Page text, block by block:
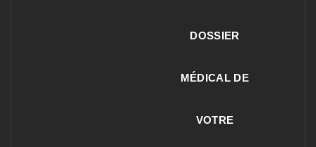
DOSSIER
MÉDICAL DE
VOTRE